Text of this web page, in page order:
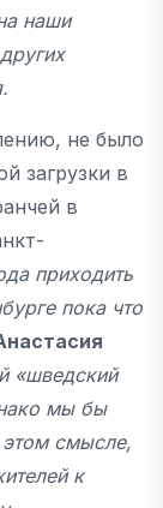
наши
не было
загрузки в
в
приходить
пока что
«шведский
мы бы
этом смысле,
к